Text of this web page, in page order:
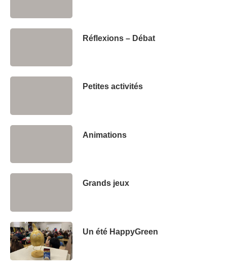
Réflexions – Débat
Petites activités
Animations
Grands jeux
Un été HappyGreen